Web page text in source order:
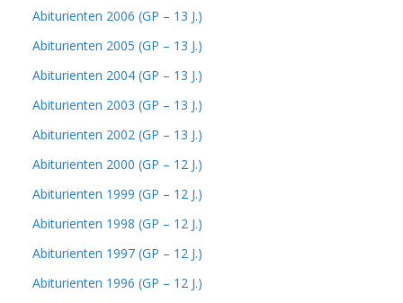
Abiturienten 2006 (GP – 13 J.)
Abiturienten 2005 (GP – 13 J.)
Abiturienten 2004 (GP – 13 J.)
Abiturienten 2003 (GP – 13 J.)
Abiturienten 2002 (GP – 13 J.)
Abiturienten 2000 (GP – 12 J.)
Abiturienten 1999 (GP – 12 J.)
Abiturienten 1998 (GP – 12 J.)
Abiturienten 1997 (GP – 12 J.)
Abiturienten 1996 (GP – 12 J.)